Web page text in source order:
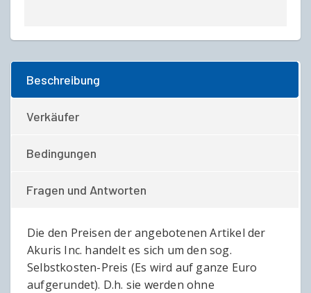
Beschreibung
Verkäufer
Bedingungen
Fragen und Antworten
Die den Preisen der angebotenen Artikel der
Akuris Inc. handelt es sich um den sog.
Selbstkosten-Preis (Es wird auf ganze Euro
aufgerundet). D.h. sie werden ohne